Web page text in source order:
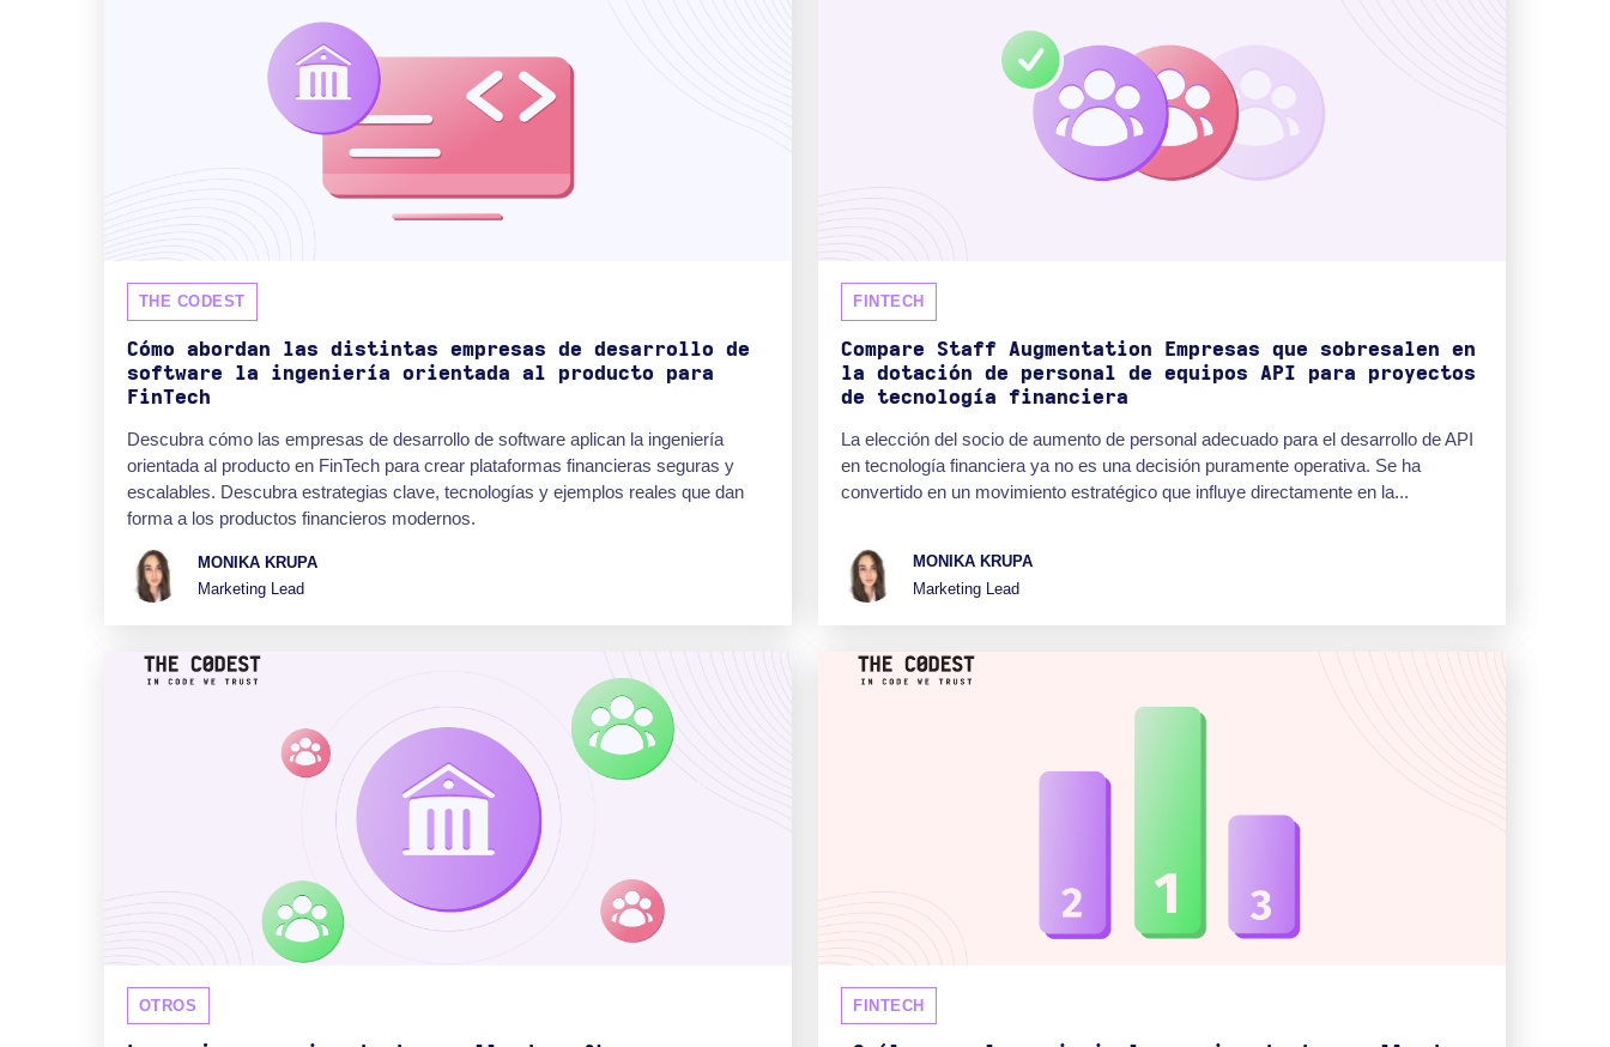
THE CODEST
Cómo abordan las distintas empresas de desarrollo de
software la ingeniería orientada al producto para
FinTech
Descubra cómo las empresas de desarrollo de software aplican la ingeniería
orientada al producto en FinTech para crear plataformas financieras seguras y
escalables. Descubra estrategias clave, tecnologías y ejemplos reales que dan
forma a los productos financieros modernos.
MONIKA KRUPA
Marketing Lead
FINTECH
Compare Staff Augmentation Empresas que sobresalen en
la dotación de personal de equipos API para proyectos
de tecnología financiera
La elección del socio de aumento de personal adecuado para el desarrollo de API
en tecnología financiera ya no es una decisión puramente operativa. Se ha
convertido en un movimiento estratégico que influye directamente en la...
MONIKA KRUPA
Marketing Lead
OTROS FINTECH